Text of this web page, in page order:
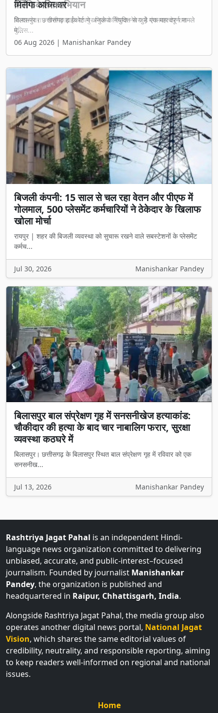
वेरिफिकेशन अभियान
तिल्दा-नेवरा। छत्तीसगढ़ के रायपुर जिले के तिल्दा-नेवरा में मंगलवार देर रात
पुलिस...
06 Aug 2026 | Manishankar Pandey
बिजली कंपनी: 15 साल से चल रहा वेतन और पीएफ में
गोलमाल, 500 प्लेसमेंट कर्मचारियों ने ठेकेदार के खिलाफ
खोला मोर्चा
रायपुर | शहर की बिजली व्यवस्था को सुचारू रखने वाले सबस्टेशनों के प्लेसमेंट
कर्मच...
Jul 30, 2026 Manishankar Pandey
बिलासपुर बाल संप्रेक्षण गृह में सनसनीखेज हत्याकांड:
चौकीदार की हत्या के बाद चार नाबालिग फरार, सुरक्षा
व्यवस्था कठघरे में
बिलासपुर। छत्तीसगढ़ के बिलासपुर स्थित बाल संप्रेक्षण गृह में रविवार को एक
सनसनीख...
Jul 13, 2026 Manishankar Pandey
Rashtriya Jagat Pahal is an independent Hindi-
language news organization committed to delivering
unbiased, accurate, and public-interest–focused
journalism. Founded by journalist Manishankar
Pandey, the organization is published and
headquartered in Raipur, Chhattisgarh, India.
Alongside Rashtriya Jagat Pahal, the media group also
operates another digital news portal, National Jagat
Vision, which shares the same editorial values of
credibility, neutrality, and responsible reporting, aiming
to keep readers well-informed on regional and national
issues.
Home